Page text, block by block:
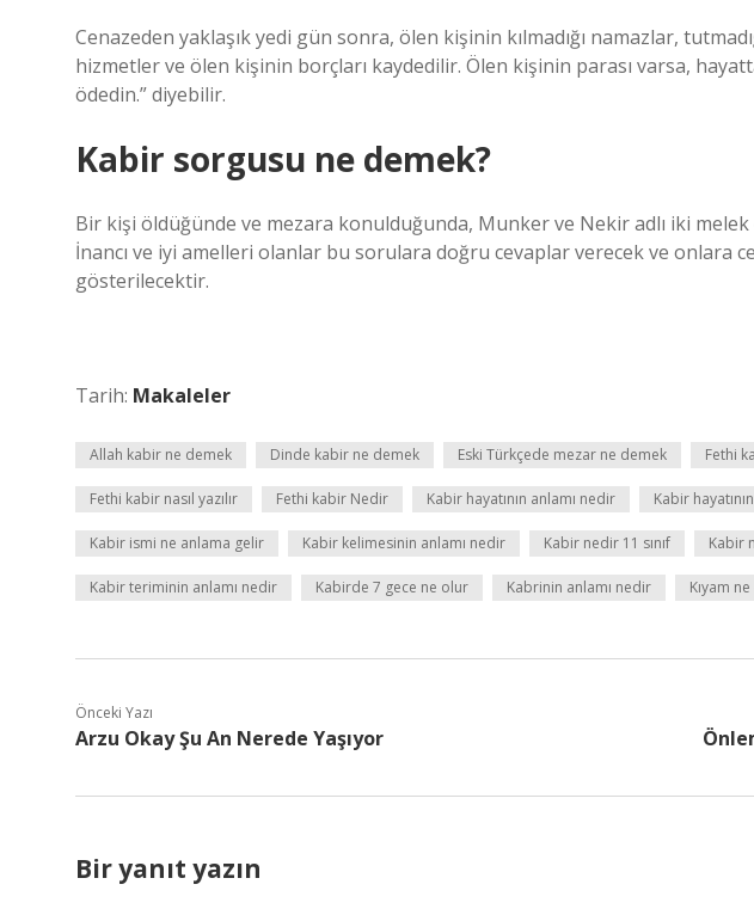
Cenazeden yaklaşık yedi gün sonra, ölen kişinin kılmadığı namazlar,
hizmetler ve ölen kişinin borçları kaydedilir. Ölen kişinin parası varsa,
ödedin.” diyebilir.
Kabir sorgusu ne demek?
Bir kişi öldüğünde ve mezara konulduğunda, Munker ve Nekir adlı iki
İnancı ve iyi amelleri olanlar bu sorulara doğru cevaplar verecek ve onlara
gösterilecektir.
Tarih: Makaleler
Allah kabir ne demek Dinde kabir ne demek Eski Türkçede mezar ne demek Fethi
Fethi kabir nasıl yazılır Fethi kabir Nedir Kabir hayatının anlamı nedir Kabir
Kabir ismi ne anlama gelir Kabir kelimesinin anlamı nedir Kabir nedir 11 sınıf Kabir
Kabir teriminin anlamı nedir Kabirde 7 gece ne olur Kabrinin anlamı nedir Kıyam
Önceki Yazı
Arzu Okay Şu An Nerede Yaşıyor
Bir yanıt yazın